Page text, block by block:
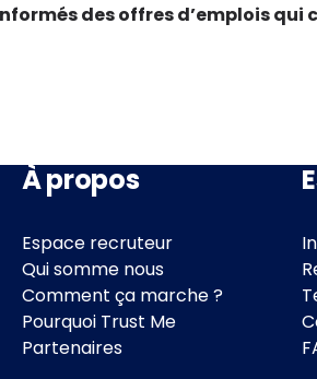
des offres d’emplois
À propos
Espace recruteur
Qui somme nous
Comment ça marche ?
Pourquoi Trust Me
Partenaires